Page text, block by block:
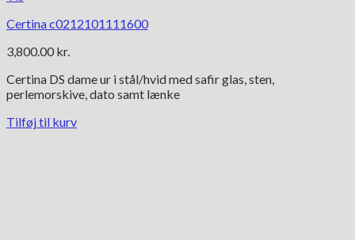
Certina c0212101111600
3,800.00 kr.
Certina DS dame ur i stål/hvid med safir glas, sten,
perlemorskive, dato samt lænke
Tilføj til kurv